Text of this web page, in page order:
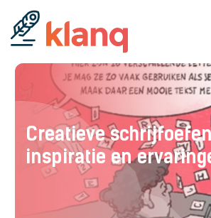
Creatieve
inspiratie en